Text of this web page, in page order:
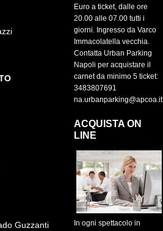
Guzzanti
Euro a ticket, dalle ore
20.00 alle 07.00 tutti i
giorni. Ingresso da Varco
Immacolatella vecchia.
Contatta Urban Parking
Napoli per acquistare il
carnet da minimo 5 ticket:
3483807691
na.urbanparking@apcoa.it
ACQUISTA ON
LINE
In ogni spettacolo in